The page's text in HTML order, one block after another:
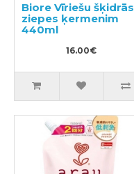
Biore Vīriešu šķidrās
ziepes ķermenim
440ml
16.00€